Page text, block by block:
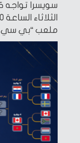
سويسرا تواجه
ملعب “بي سي